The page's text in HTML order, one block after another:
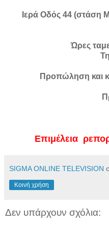
Ιερά Οδός 44 (στάση
Ώρες
Προπώληση και
Επιμέλεια
SIGMA ONLINE TELEVISION
Κοινή χρήση
Δεν υπάρχουν σχόλια: